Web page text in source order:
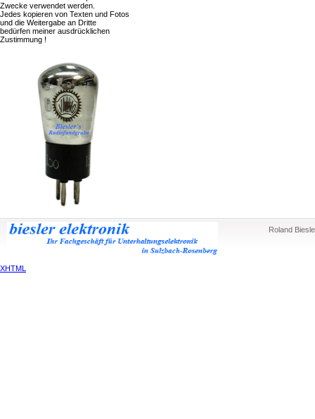
Zwecke verwendet werden.
Jedes kopieren von Texten und Fotos
und die Weitergabe an Dritte
bedürfen meiner ausdrücklichen
Zustimmung !
Roland
XHTML